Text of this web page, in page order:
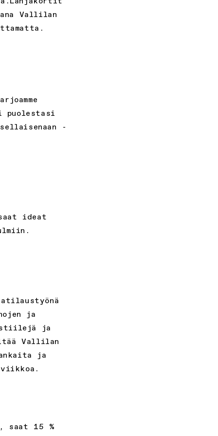
Vallilan
puolestasi
-
ideat
ja
ja
Vallilan
ja
saat 15 %